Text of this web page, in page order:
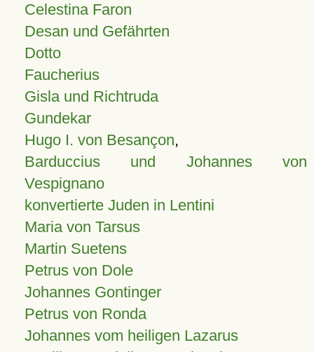
Celestina Faron
Desan und Gefährten
Dotto
Faucherius
Gisla und Richtruda
Gundekar
Hugo I. von Besançon,
Barduccius und Johannes von
Vespignano
konvertierte Juden in Lentini
Maria von Tarsus
Martin Suetens
Petrus von Dole
Johannes Gontinger
Petrus von Ronda
Johannes vom heiligen Lazarus